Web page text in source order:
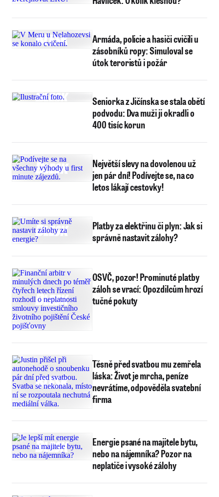
Armáda, policie a hasiči cvičili u
zásobníků ropy: Simuloval se
útok teroristů i požár
Seniorka z Jičínska se stala obětí
podvodu: Dva muži ji okradli o
400 tisíc korun
Největší slevy na dovolenou už
jen pár dní! Podívejte se, na co
letos lákají cestovky!
Platby za elektřinu či plyn: Jak si
správně nastavit zálohy?
OSVČ, pozor! Prominuté platby
záloh se vrací: Opozdilcům hrozí
tučné pokuty
Těsně před svatbou mu zemřela
láska: Život je mrcha, peníze
nevrátíme, odpověděla svatební
firma
Energie psané na majitele bytu,
nebo na nájemníka? Pozor na
neplatiče i vysoké zálohy